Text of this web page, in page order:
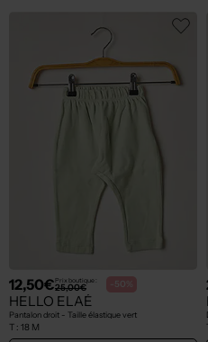
12,50€Prix boutique :
25,00€ -50%
HELLO ELAÉ
Pantalon droit - Taille élastique vert
T : 18 M